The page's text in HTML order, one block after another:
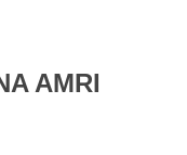
AMRI